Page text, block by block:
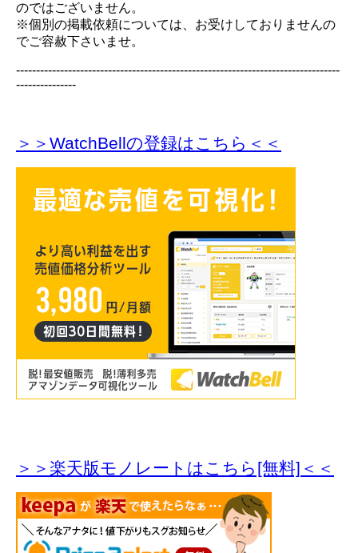
のではございません。
※個別の掲載依頼については、お受けしておりませんの
でご容赦下さいませ。
---------------------------------------------------------------------------------
---------------
＞＞WatchBellの登録はこちら＜＜
＞＞楽天版モノレートはこちら[無料]＜＜